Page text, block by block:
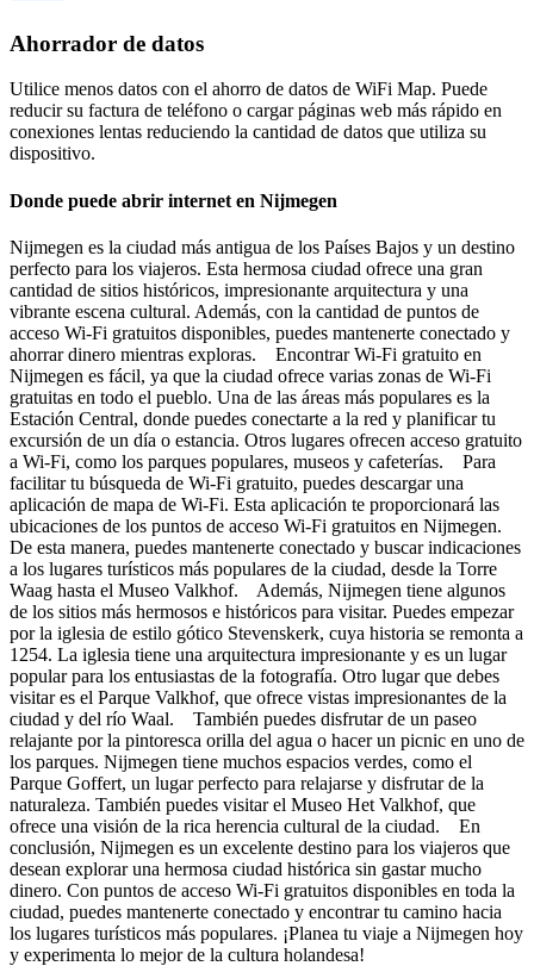
Ahorrador de datos
Utilice menos datos con el ahorro de datos de WiFi Map. Puede
reducir su factura de teléfono o cargar páginas web más rápido en
conexiones lentas reduciendo la cantidad de datos que utiliza su
dispositivo.
Donde puede abrir internet en Nijmegen
Nijmegen es la ciudad más antigua de los Países Bajos y un destino
perfecto para los viajeros. Esta hermosa ciudad ofrece una gran
cantidad de sitios históricos, impresionante arquitectura y una
vibrante escena cultural. Además, con la cantidad de puntos de
acceso Wi-Fi gratuitos disponibles, puedes mantenerte conectado y
ahorrar dinero mientras exploras. Encontrar Wi-Fi gratuito en
Nijmegen es fácil, ya que la ciudad ofrece varias zonas de Wi-Fi
gratuitas en todo el pueblo. Una de las áreas más populares es la
Estación Central, donde puedes conectarte a la red y planificar tu
excursión de un día o estancia. Otros lugares ofrecen acceso gratuito
a Wi-Fi, como los parques populares, museos y cafeterías. Para
facilitar tu búsqueda de Wi-Fi gratuito, puedes descargar una
aplicación de mapa de Wi-Fi. Esta aplicación te proporcionará las
ubicaciones de los puntos de acceso Wi-Fi gratuitos en Nijmegen.
De esta manera, puedes mantenerte conectado y buscar indicaciones
a los lugares turísticos más populares de la ciudad, desde la Torre
Waag hasta el Museo Valkhof. Además, Nijmegen tiene algunos
de los sitios más hermosos e históricos para visitar. Puedes empezar
por la iglesia de estilo gótico Stevenskerk, cuya historia se remonta a
1254. La iglesia tiene una arquitectura impresionante y es un lugar
popular para los entusiastas de la fotografía. Otro lugar que debes
visitar es el Parque Valkhof, que ofrece vistas impresionantes de la
ciudad y del río Waal. También puedes disfrutar de un paseo
relajante por la pintoresca orilla del agua o hacer un picnic en uno de
los parques. Nijmegen tiene muchos espacios verdes, como el
Parque Goffert, un lugar perfecto para relajarse y disfrutar de la
naturaleza. También puedes visitar el Museo Het Valkhof, que
ofrece una visión de la rica herencia cultural de la ciudad. En
conclusión, Nijmegen es un excelente destino para los viajeros que
desean explorar una hermosa ciudad histórica sin gastar mucho
dinero. Con puntos de acceso Wi-Fi gratuitos disponibles en toda la
ciudad, puedes mantenerte conectado y encontrar tu camino hacia
los lugares turísticos más populares. ¡Planea tu viaje a Nijmegen hoy
y experimenta lo mejor de la cultura holandesa!